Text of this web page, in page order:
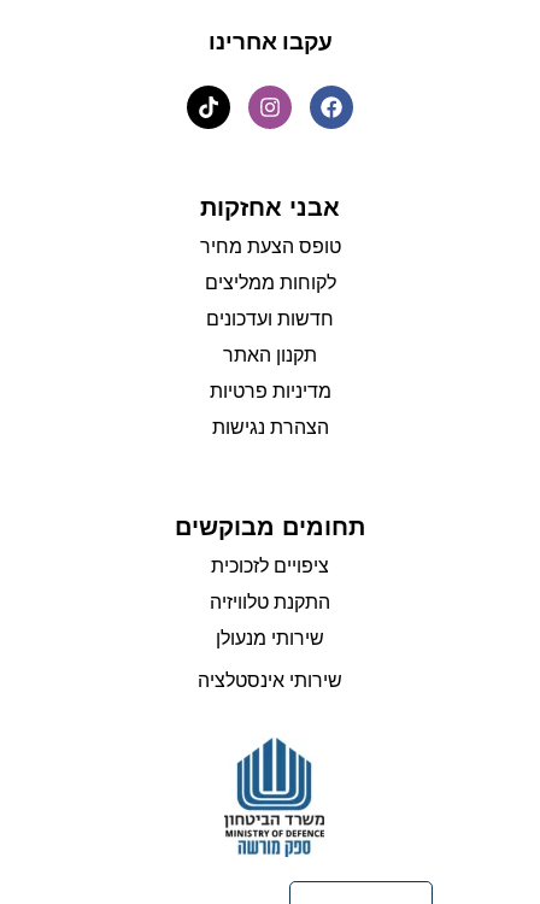
עקבו אחרינו
אבני אחזקות
טופס הצעת מחיר
לקוחות ממליצים
חדשות ועדכונים
תקנון האתר
מדיניות פרטיות
הצהרת נגישות
תחומים מבוקשים
ציפויים לזכוכית
התקנת טלוויזיה
שירותי מנעולן
שירותי אינסטלציה